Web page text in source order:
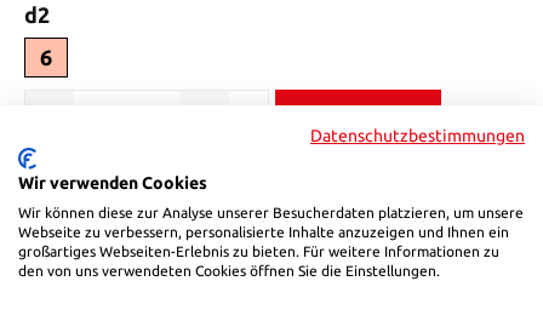
d2
6
Produktnummer:84986
Beschreibung
Datenschutzbestimmungen
Wir verwenden Cookies
Wir können diese zur Analyse unserer Besucherdaten platzieren, um unsere
Webseite zu verbessern, personalisierte Inhalte anzuzeigen und Ihnen ein
großartiges Webseiten-Erlebnis zu bieten. Für weitere Informationen zu
den von uns verwendeten Cookies öffnen Sie die Einstellungen.